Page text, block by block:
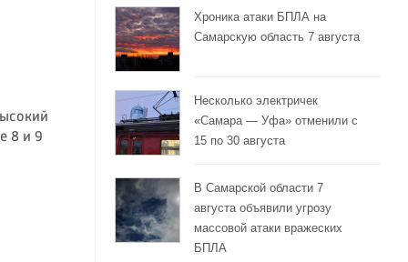
8 и 9
Хроника атаки БПЛА на
Самарскую область 7 августа
Несколько электричек
«Самара — Уфа» отменили с
15 по 30 августа
В Самарской области 7
августа объявили угрозу
массовой атаки вражеских
БПЛА